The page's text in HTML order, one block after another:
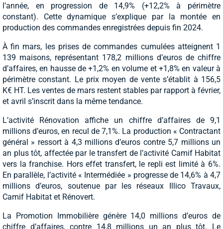
l’année, en progression de 14,9% (+12,2% à périmètre
constant). Cette dynamique s’explique par la montée en
production des commandes enregistrées depuis fin 2024.
À fin mars, les prises de commandes cumulées atteignent 1
139 maisons, représentant 178,2 millions d’euros de chiffre
d’affaires, en hausse de +1,2% en volume et +1,8% en valeur à
périmètre constant. Le prix moyen de vente s’établit à 156,5
K€ HT. Les ventes de mars restent stables par rapport à février,
et avril s’inscrit dans la même tendance.
L’activité Rénovation affiche un chiffre d’affaires de 9,1
millions d’euros, en recul de 7,1%. La production « Contractant
général » ressort à 4,3 millions d’euros contre 5,7 millions un
an plus tôt, affectée par le transfert de l’activité Camif Habitat
vers la franchise. Hors effet transfert, le repli est limité à 6%.
En parallèle, l’activité « Intermédiée » progresse de 14,6% à 4,7
millions d’euros, soutenue par les réseaux Illico Travaux,
Camif Habitat et Rénovert.
La Promotion Immobilière génère 14,0 millions d’euros de
chiffre d’affaires, contre 14,8 millions un an plus tôt. Le